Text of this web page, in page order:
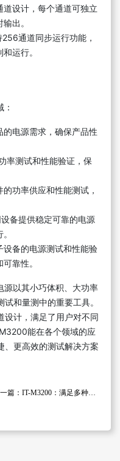
设计，每个通道可独立
出。
通道同步运行功能，
运行。
电源需求，确保产品性
率测试和性能验证，保
功率供应和性能测试，
备提供稳定可靠的电源
备的电源测试和性能验
靠性。
以其小巧体积、大功率
和量测中的重要工具。
设计，满足了用户对不同
能在各个领域的应
、更高效的测试解决方案
下一篇：IT-M3200：满足多种电流量测需求的高分辨率电流量程切换功能